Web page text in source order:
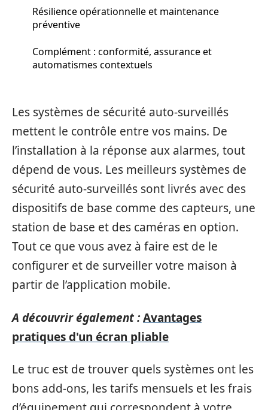
Résilience opérationnelle et maintenance
préventive
Complément : conformité, assurance et
automatismes contextuels
Les systèmes de sécurité auto-surveillés
mettent le contrôle entre vos mains. De
l’installation à la réponse aux alarmes, tout
dépend de vous. Les meilleurs systèmes de
sécurité auto-surveillés sont livrés avec des
dispositifs de base comme des capteurs, une
station de base et des caméras en option.
Tout ce que vous avez à faire est de le
configurer et de surveiller votre maison à
partir de l’application mobile.
A découvrir également :Avantages
pratiques d'un écran pliable
Le truc est de trouver quels systèmes ont les
bons add-ons, les tarifs mensuels et les frais